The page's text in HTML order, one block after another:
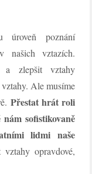
poznání
našich vztazích.
a zlepšit vztahy
Ale musíme
Přestat hrát roli
sofistikovaně
lidmi naše
opravdové,